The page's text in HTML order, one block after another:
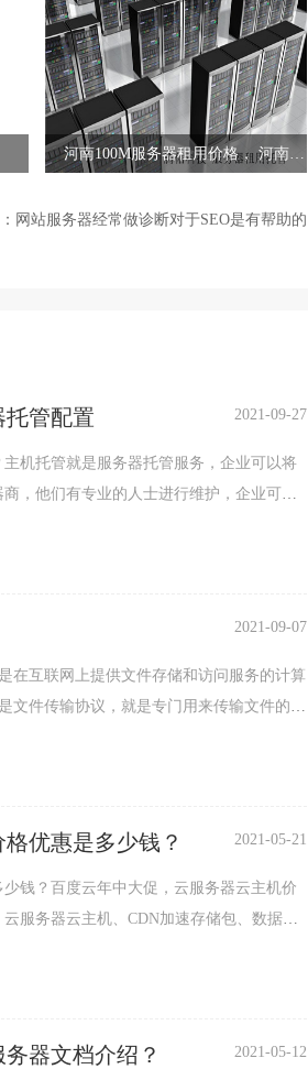
河南100M服务器租用价格， 河南
网站服务器经常做诊断对于SEO是有帮助的
管配置 2021-09-27
机托管就是服务器托管服务，企业可以将
，他们有专业的人士进行维护，企业可以
2021-09-07
在互联网上提供文件存储和访问服务的计算
文件传输协议，就是专门用来传输文件的协
优惠是多少钱？ 2021-05-21
钱？百度云年中大促，云服务器云主机价
服务器云主机、CDN加速存储包、数据
器文档介绍？ 2021-05-12